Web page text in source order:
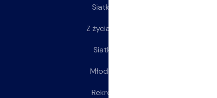
Siatkarze
Z życia klubu
Siatkarki
Młodziczki
Rekreacja